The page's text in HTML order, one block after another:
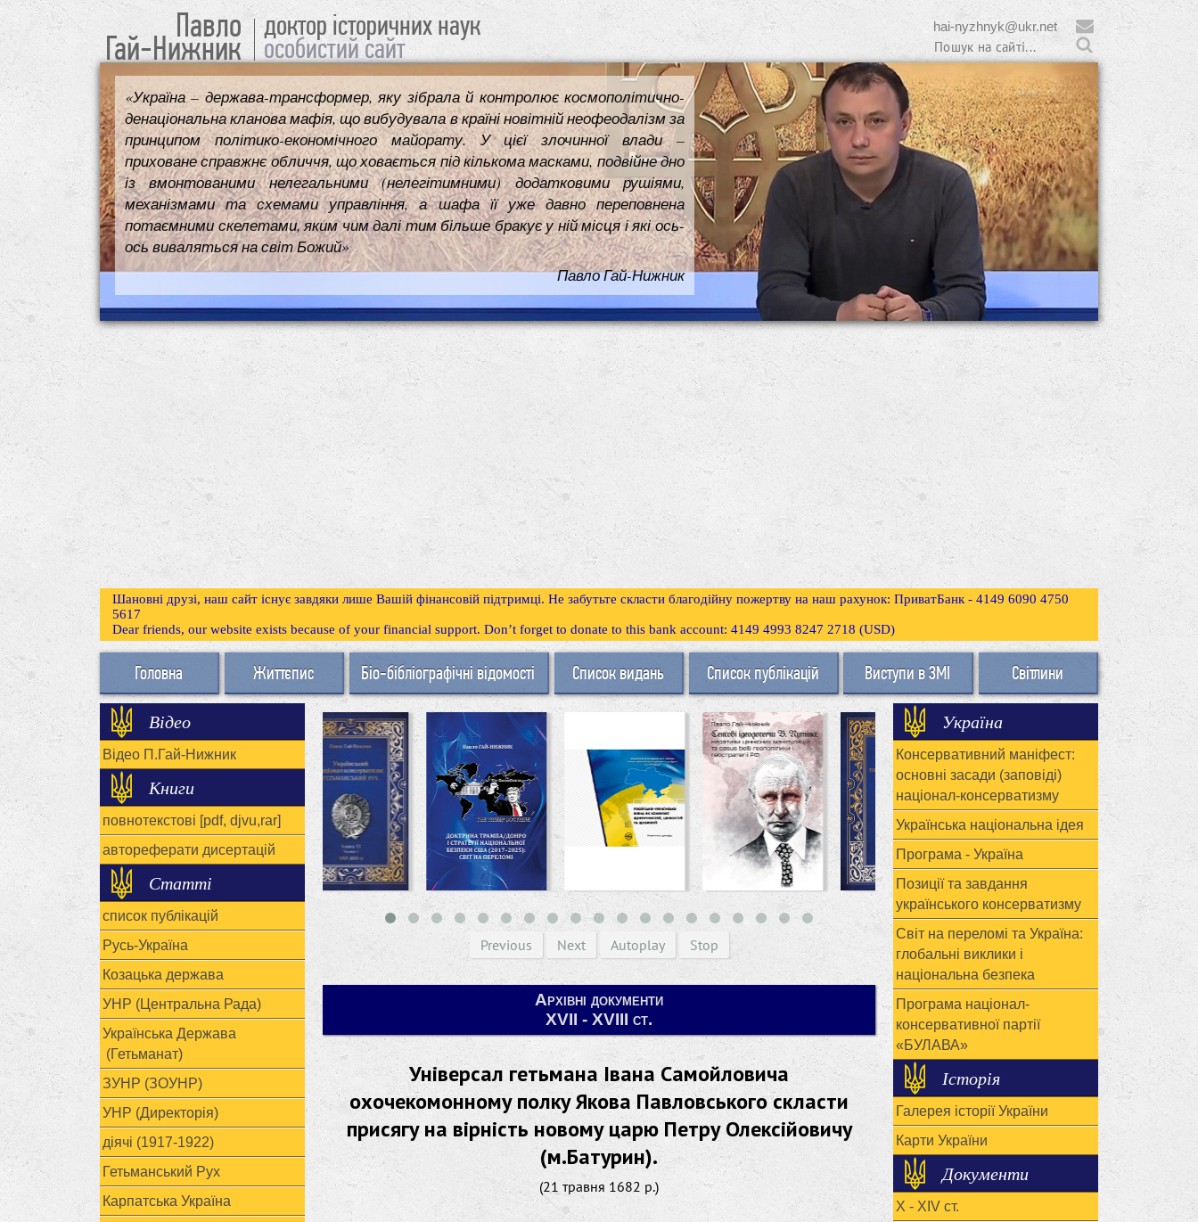
Павло
Гай-Нижник
доктор історичних наук
особистий сайт
hai-nyzhnyk@ukr.net
«Україна – держава-трансформер, яку зібрала й контролює космополітично-
денаціональна кланова мафія, що вибудувала в країні новітній неофеодалізм за
принципом політико-економічного майорату. У цієї злочинної влади –
приховане справжнє обличчя, що ховається під кількома масками, подвійне дно
із вмонтованими нелегальними (нелегітимними) додатковими рушіями,
механізмами та схемами управління, а шафа її уже давно переповнена
потаємними скелетами, яким чим далі тим більше бракує у ній місця і які ось-
ось виваляться на світ Божий»
Павло Гай-Нижник
Шановні друзі, наш сайт існує завдяки лише Вашій фінансовій підтримці. Не забутьте скласти благодійну пожертву на наш рахунок: ПриватБанк - 4149 6090 4750
5617
Dear friends, our website exists because of your financial support. Don’t forget to donate to this bank account: 4149 4993 8247 2718 (USD)
Головна Життєпис Біо-бібліографічні відомості Список видань Список публікацій Виступи в ЗМІ Світлини
Відео
Відео П.Гай-Нижник
Книги
повнотекстові [pdf, djvu,rar]
автореферати дисертацій
Статті
список публікацій
Русь-Україна
Козацька держава
УНР (Центральна Рада)
Українська Держава
(Гетьманат)
ЗУНР (ЗОУНР)
УНР (Директорія)
діячі (1917-1922)
Гетьманський Рух
Карпатська Україна
Previous Next Autoplay Stop
Архівні документи
XVII - XVIII ст.
Універсал гетьмана Івана Самойловича
охочекомонному полку Якова Павловського скласти
присягу на вірність новому царю Петру Олексійовичу
(м.Батурин).
(21 травня 1682 р.)
Україна
Консервативний маніфест:
основні засади (заповіді)
націонал-консерватизму
Українська національна ідея
Програма - Україна
Позиції та завдання
українського консерватизму
Світ на переломі та Україна:
глобальні виклики і
національна безпека
Програма націонал-
консервативної партії
«БУЛАВА»
Історія
Галерея історії України
Карти України
Документи
X - XIV ст.